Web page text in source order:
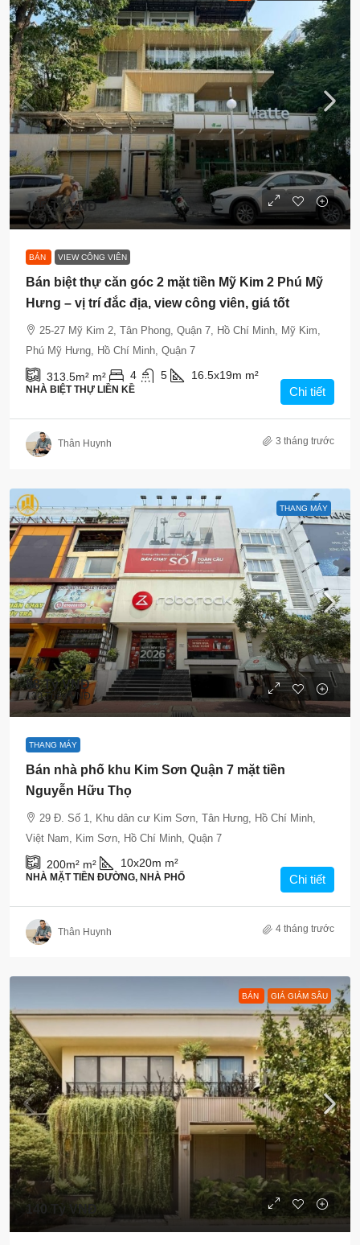
195 Tỷ VNĐ
BÁN VIEW CÔNG VIÊN
Bán biệt thự căn góc 2 mặt tiền Mỹ Kim 2 Phú Mỹ
Hưng – vị trí đắc địa, view công viên, giá tốt
25-27 Mỹ Kim 2, Tân Phong, Quận 7, Hồ Chí Minh, Mỹ Kim,
Phú Mỹ Hưng, Hồ Chí Minh, Quận 7
313.5m² m² 4 5 16.5x19m m²
NHÀ BIỆT THỰ LIỀN KỀ Chi tiết
Thân Huynh 3 tháng trước
THANG MÁY
88 Tỷ VNĐ
130 Triệu VNĐ
THANG MÁY
Bán nhà phố khu Kim Sơn Quận 7 mặt tiền
Nguyễn Hữu Thọ
29 Đ. Số 1, Khu dân cư Kim Sơn, Tân Hưng, Hồ Chí Minh,
Việt Nam, Kim Sơn, Hồ Chí Minh, Quận 7
200m² m² 10x20m m²
NHÀ MẶT TIỀN ĐƯỜNG, NHÀ PHỐ Chi tiết
Thân Huynh 4 tháng trước
BÁN GIÁ GIẢM SÂU
140 Tỷ VNĐ